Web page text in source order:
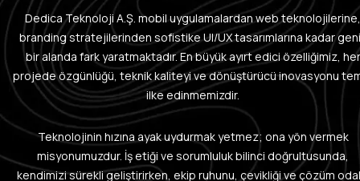
Dedica Teknoloji A.Ş. mobil uygulamalardan web teknolojilerine,
branding stratejilerinden sofistike UI/UX tasarımlarına kadar
bir alanda fark yaratmaktadır. En büyük ayırt edici özelliğimiz, her
projede özgünlüğü, teknik kaliteyi ve dönüştürücü inovasyonu
ilke edinmemizdir.
Teknolojinin hızına ayak uydurmak yetmez; ona yön vermek
misyonumuzdur. İş etiği ve sorumluluk bilinci doğrultusunda,
kendimizi sürekli geliştirirken, ekip ruhunu, çevikliği ve çözüm